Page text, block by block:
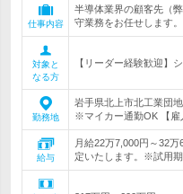
仕事内容
半導体業界の顧客先（
守業務をお任せします。
対象と
なる方
【リーダー経験歓迎】
勤務地
岩手県北上市北工業団
※マイカー通勤OK 【雇
給与
月給22万7,000円～32
定いたします。※試用